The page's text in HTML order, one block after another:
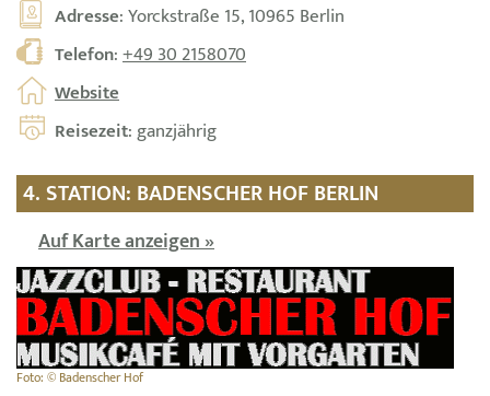
Adresse: Yorckstraße 15, 10965 Berlin
Telefon:+49 30 2158070
Website
Reisezeit: ganzjährig
4. STATION: BADENSCHER HOF BERLIN
Auf Karte anzeigen »
Foto: © Badenscher Hof